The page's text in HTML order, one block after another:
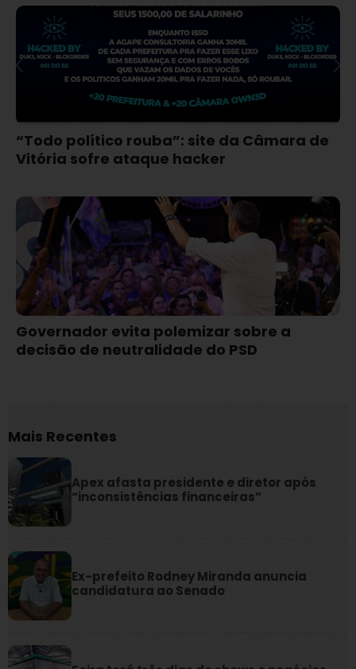
“Todo político rouba”: site da Câmara de
Vitória sofre ataque hacker
Governador evita polemizar sobre a
decisão de neutralidade do PSD
Mais Recentes
Apex afasta presidente e diretor após
“inconsistências financeiras”
Ex-prefeito Rodney Miranda anuncia
candidatura ao Senado